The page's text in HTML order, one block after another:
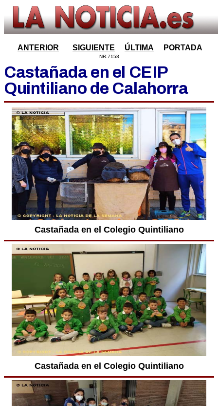
ANTERIOR SIGUIENTE ÚLTIMA PORTADA
NR:7158
Castañada en el CEIP
Quintiliano de Calahorra
Castañada en el Colegio Quintiliano
Castañada en el Colegio Quintiliano